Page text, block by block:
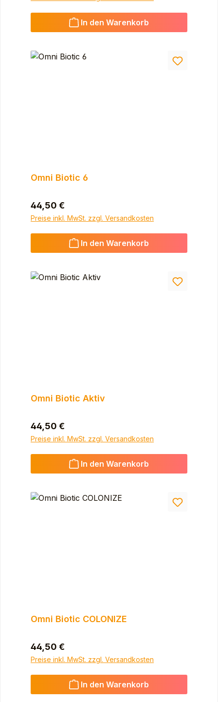
In den Warenkorb
Omni Biotic 6
Regulärer Preis:
44,50 €
Preise inkl. MwSt. zzgl. Versandkosten
In den Warenkorb
Omni Biotic Aktiv
Regulärer Preis:
44,50 €
Preise inkl. MwSt. zzgl. Versandkosten
In den Warenkorb
Omni Biotic COLONIZE
Regulärer Preis:
44,50 €
Preise inkl. MwSt. zzgl. Versandkosten
In den Warenkorb